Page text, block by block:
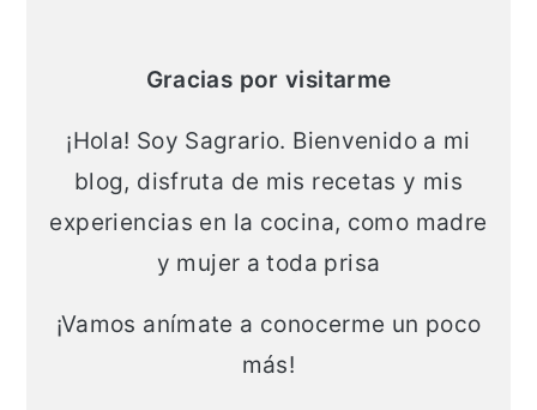
principalGracias por visitarme
¡Hola! Soy Sagrario. Bienvenido a mi
blog, disfruta de mis recetas y mis
experiencias en la cocina, como madre
y mujer a toda prisa
¡Vamos anímate a conocerme un poco
más!